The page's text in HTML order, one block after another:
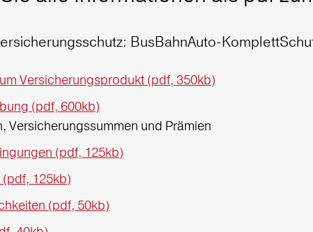
BusBahnAuto-
Versicherungsprodukt (pdf, 350kb)
(pdf, 600kb)
Versicherungssummen und Prämien
(pdf, 125kb)
125kb)
(pdf, 50kb)